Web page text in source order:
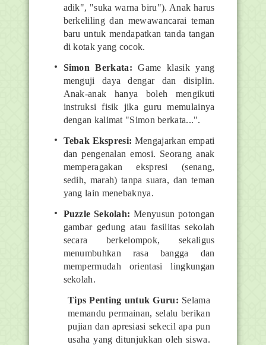
adik", "suka warna biru"). Anak harus
berkeliling dan mewawancarai teman
baru untuk mendapatkan tanda tangan
di kotak yang cocok.
Simon Berkata: Game klasik yang
menguji daya dengar dan disiplin.
Anak-anak hanya boleh mengikuti
instruksi fisik jika guru memulainya
dengan kalimat "Simon berkata...".
Tebak Ekspresi: Mengajarkan empati
dan pengenalan emosi. Seorang anak
memperagakan ekspresi (senang,
sedih, marah) tanpa suara, dan teman
yang lain menebaknya.
Puzzle Sekolah: Menyusun potongan
gambar gedung atau fasilitas sekolah
secara berkelompok, sekaligus
menumbuhkan rasa bangga dan
mempermudah orientasi lingkungan
sekolah.
Tips Penting untuk Guru: Selama
memandu permainan, selalu berikan
pujian dan apresiasi sekecil apa pun
usaha yang ditunjukkan oleh siswa.